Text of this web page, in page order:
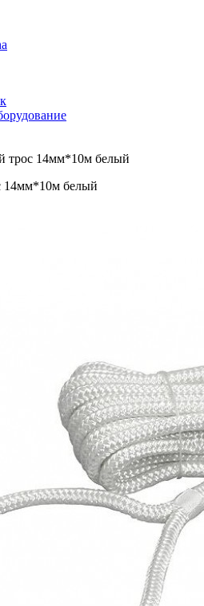
трос 14мм*10м белый
14мм*10м белый